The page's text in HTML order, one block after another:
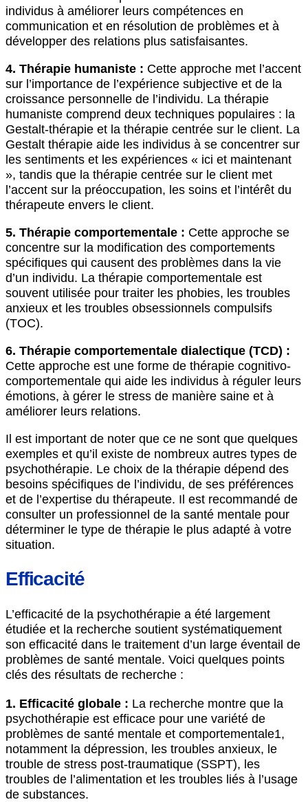
individus à améliorer leurs compétences en
communication et en résolution de problèmes et à
développer des relations plus satisfaisantes.
4. Thérapie humaniste : Cette approche met l’accent
sur l’importance de l’expérience subjective et de la
croissance personnelle de l’individu. La thérapie
humaniste comprend deux techniques populaires : la
Gestalt-thérapie et la thérapie centrée sur le client. La
Gestalt thérapie aide les individus à se concentrer sur
les sentiments et les expériences « ici et maintenant
», tandis que la thérapie centrée sur le client met
l’accent sur la préoccupation, les soins et l’intérêt du
thérapeute envers le client.
5. Thérapie comportementale : Cette approche se
concentre sur la modification des comportements
spécifiques qui causent des problèmes dans la vie
d’un individu. La thérapie comportementale est
souvent utilisée pour traiter les phobies, les troubles
anxieux et les troubles obsessionnels compulsifs
(TOC).
6. Thérapie comportementale dialectique (TCD) :
Cette approche est une forme de thérapie cognitivo-
comportementale qui aide les individus à réguler leurs
émotions, à gérer le stress de manière saine et à
améliorer leurs relations.
Il est important de noter que ce ne sont que quelques
exemples et qu’il existe de nombreux autres types de
psychothérapie. Le choix de la thérapie dépend des
besoins spécifiques de l’individu, de ses préférences
et de l’expertise du thérapeute. Il est recommandé de
consulter un professionnel de la santé mentale pour
déterminer le type de thérapie le plus adapté à votre
situation.
Efficacité
L’efficacité de la psychothérapie a été largement
étudiée et la recherche soutient systématiquement
son efficacité dans le traitement d’un large éventail de
problèmes de santé mentale. Voici quelques points
clés des résultats de recherche :
1. Efficacité globale : La recherche montre que la
psychothérapie est efficace pour une variété de
problèmes de santé mentale et comportementale1,
notamment la dépression, les troubles anxieux, le
trouble de stress post-traumatique (SSPT), les
troubles de l’alimentation et les troubles liés à l’usage
de substances.